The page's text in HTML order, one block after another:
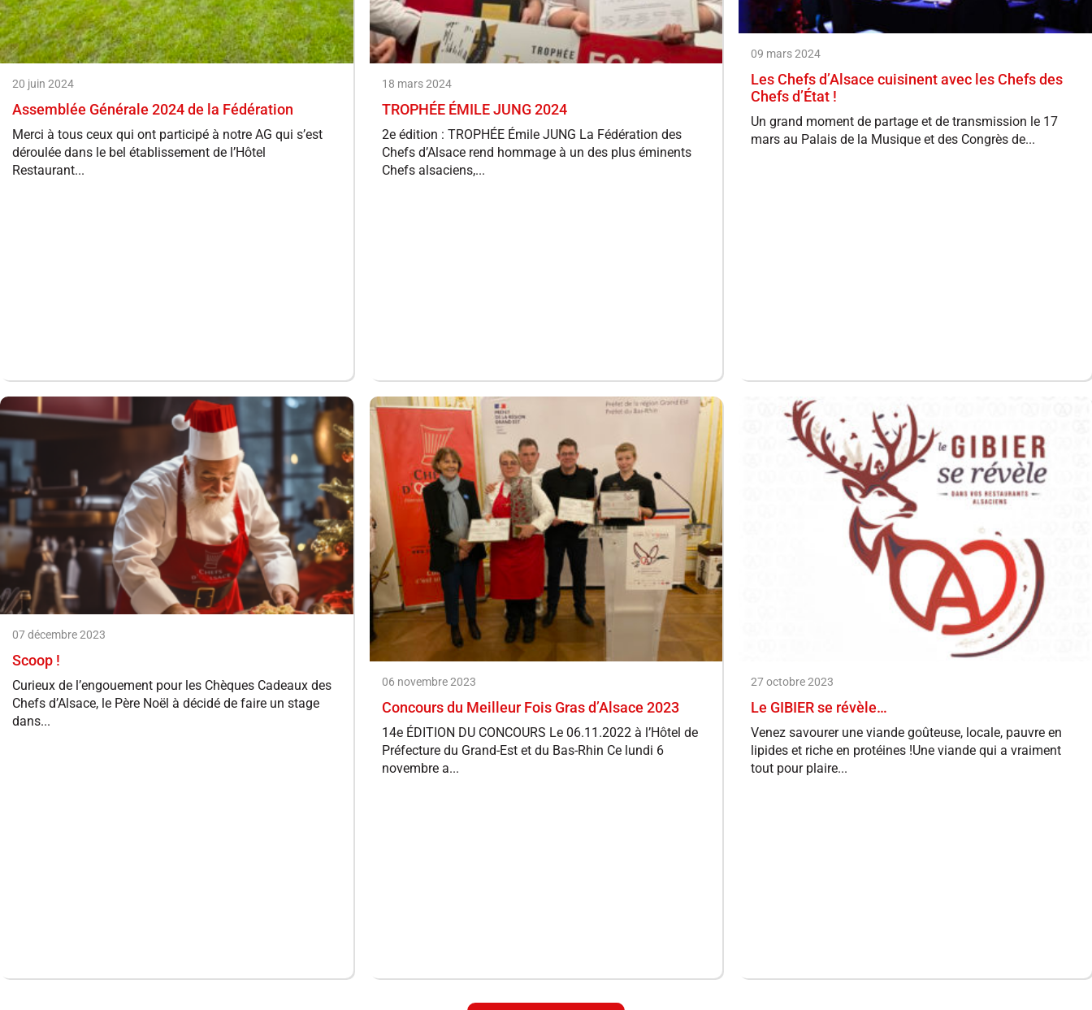
20 juin 2024
Assemblée Générale 2024 de la Fédération
Merci à tous ceux qui ont participé à notre AG qui s’est
déroulée dans le bel établissement de l’Hôtel
Restaurant...
18 mars 2024
TROPHÉE ÉMILE JUNG 2024
2e édition : TROPHÉE Émile JUNG La Fédération des
Chefs d’Alsace rend hommage à un des plus éminents
Chefs alsaciens,...
09 mars 2024
Les Chefs d’Alsace cuisinent avec les Chefs des
Chefs d’État !
Un grand moment de partage et de transmission le 17
mars au Palais de la Musique et des Congrès de...
07 décembre 2023
Scoop !
Curieux de l’engouement pour les Chèques Cadeaux des
Chefs d’Alsace, le Père Noël à décidé de faire un stage
dans...
06 novembre 2023
Concours du Meilleur Fois Gras d’Alsace 2023
14e ÉDITION DU CONCOURS Le 06.11.2022 à l’Hôtel de
Préfecture du Grand-Est et du Bas-Rhin Ce lundi 6
novembre a...
27 octobre 2023
Le GIBIER se révèle…
Venez savourer une viande goûteuse, locale, pauvre en
lipides et riche en protéines !Une viande qui a vraiment
tout pour plaire...